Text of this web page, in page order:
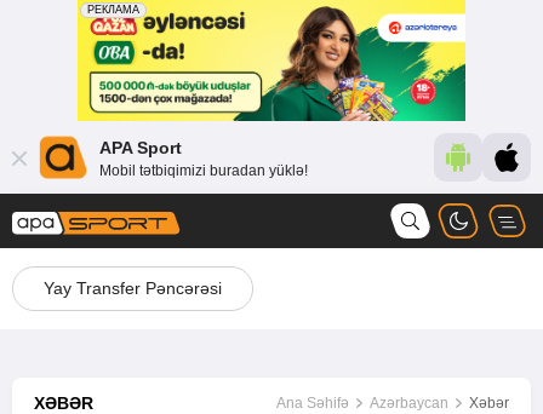
APA Sport
Mobil tətbiqimizi buradan yüklə!
Yay Transfer Pəncərəsi
XƏBƏR Ana Səhifə Azərbaycan Xəbər